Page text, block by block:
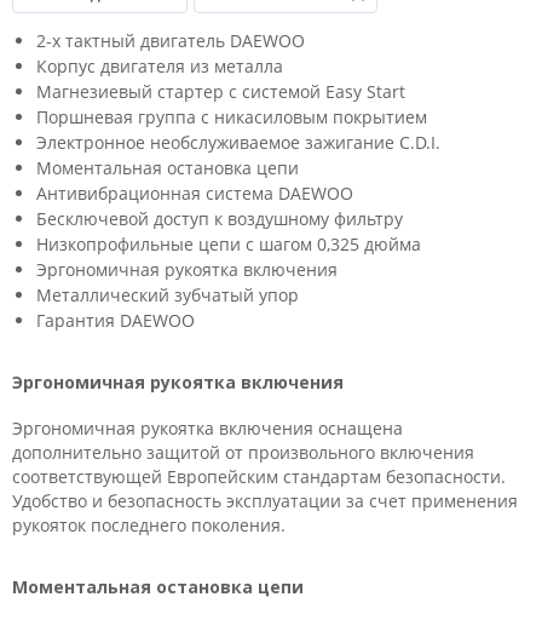
2-х тактный двигатель DAEWOO
Корпус двигателя из металла
Магнезиевый стартер с системой Easy Start
Поршневая группа с никасиловым покрытием
Электронное необслуживаемое зажигание C.D.I.
Моментальная остановка цепи
Антивибрационная система DAEWOO
Беcключевой доступ к воздушному фильтру
Низкопрофильные цепи с шагом 0,325 дюйма
Эргономичная рукоятка включения
Металлический зубчатый упор
Гарантия DAEWOO
Эргономичная рукоятка включения
Эргономичная рукоятка включения оснащена
дополнительно защитой от произвольного включения
соответствующей Европейским стандартам безопасности.
Удобство и безопасность эксплуатации за счет применения
рукояток последнего поколения.
Моментальная остановка цепи